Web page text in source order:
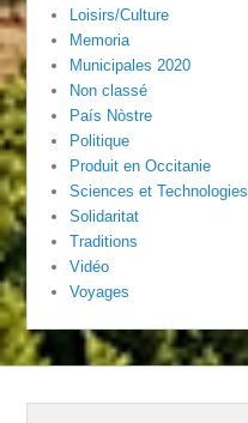
Loisirs/Culture
Memoria
Municipales 2020
Non classé
País Nòstre
Politique
Produit en Occitanie
Sciences et Technologies
Solidaritat
Traditions
Vidéo
Voyages